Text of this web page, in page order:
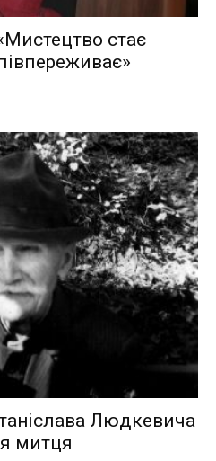
стає
Людкевича
митця